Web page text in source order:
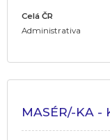
Celá ČR
Administrativa
MASÉR/-KA -